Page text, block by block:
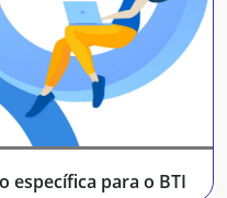
específica para o BTI